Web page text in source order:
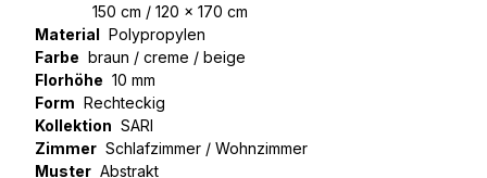
150 cm / 120 x 170 cm
Material Polypropylen
Farbe braun / creme / beige
Florhöhe 10 mm
Form Rechteckig
Kollektion SARI
Zimmer Schlafzimmer / Wohnzimmer
Muster Abstrakt